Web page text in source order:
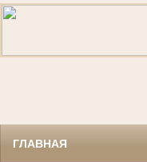
ГЛАВНАЯ